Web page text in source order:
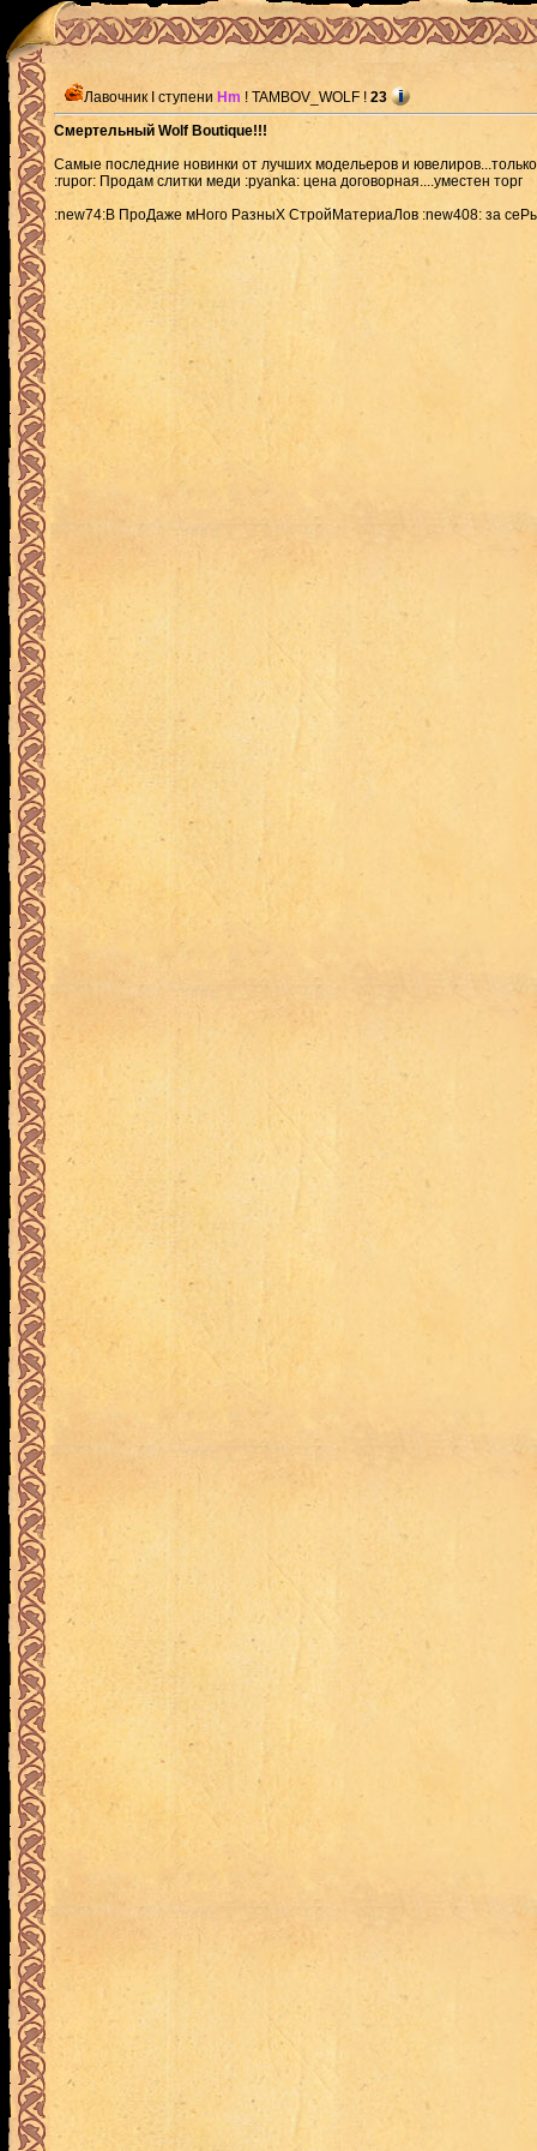
Лавочник I ступени Hm ! TAMBOV_WOLF ! 23
Смертельный Wolf Boutique!!!
Самые последние новинки от лучших модельеров и
:rupor: Продам слитки меди :pyanka: цена договорная....уместен торг
:new74:В ПроДаже мНого РазныХ СтройМатериаЛов :new408: за